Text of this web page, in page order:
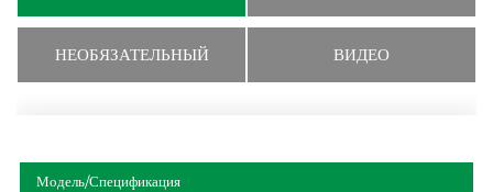
НЕОБЯЗАТЕЛЬНЫЙ ВИДЕО
Модель/Спецификация